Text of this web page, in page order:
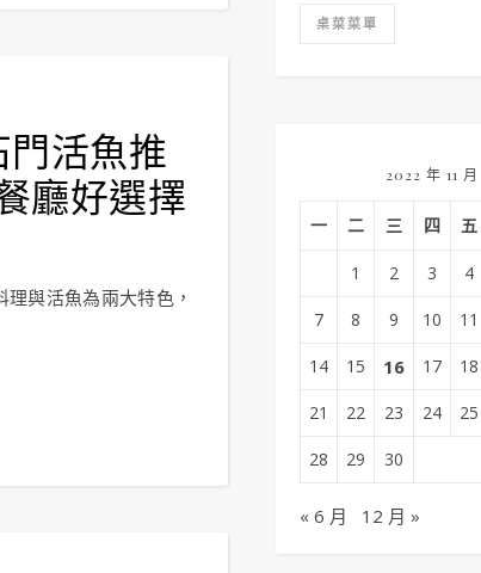
活魚推
廳好選擇
與活魚為兩大特色，
桌菜菜單
2022 年 11 月
一 二 三 四 五
1 2 3 4
7 8 9 10 11
14 15 16 17 18
21 22 23 24 25
28 29 30
« 6 月 12 月 »